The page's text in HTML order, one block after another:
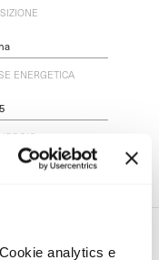
analytics e
ENERGETICA